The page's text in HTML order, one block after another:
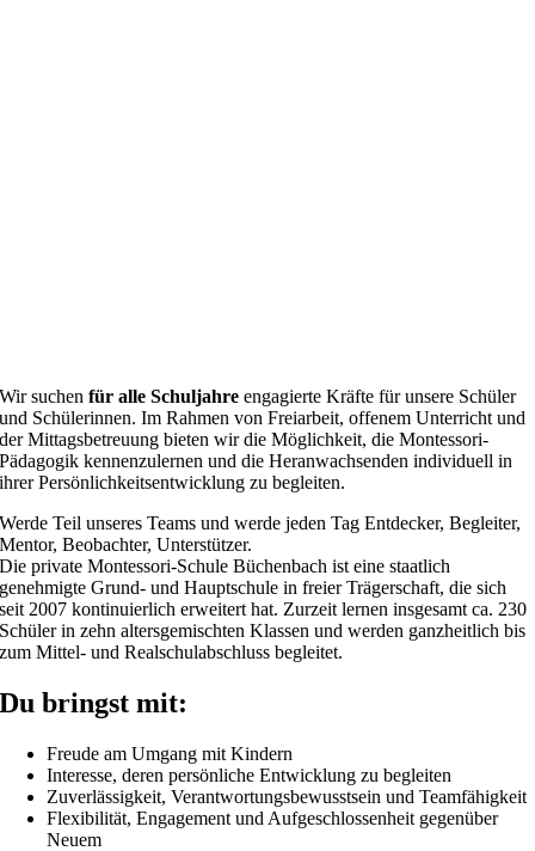
Wir suchenfür alle Schuljahre engagierte Kräfte für unsere Schüler
und Schülerinnen. Im Rahmen von Freiarbeit, offenem Unterricht und
der Mittagsbetreuung bieten wir die Möglichkeit, die Montessori-
Pädagogik kennenzulernen und die Heranwachsenden individuell in
ihrer Persönlichkeitsentwicklung zu begleiten.
Werde Teil unseres Teams und werde jeden Tag Entdecker, Begleiter,
Mentor, Beobachter, Unterstützer.
Die private Montessori-Schule Büchenbach ist eine staatlich
genehmigte Grund- und Hauptschule in freier Trägerschaft, die sich
seit 2007 kontinuierlich erweitert hat. Zurzeit lernen insgesamt ca. 230
Schüler in zehn altersgemischten Klassen und werden ganzheitlich bis
zum Mittel- und Realschulabschluss begleitet.
Du bringst mit:
Freude am Umgang mit Kindern
Interesse, deren persönliche Entwicklung zu begleiten
Zuverlässigkeit, Verantwortungsbewusstsein und Teamfähigkeit
Flexibilität, Engagement und Aufgeschlossenheit gegenüber
Neuem